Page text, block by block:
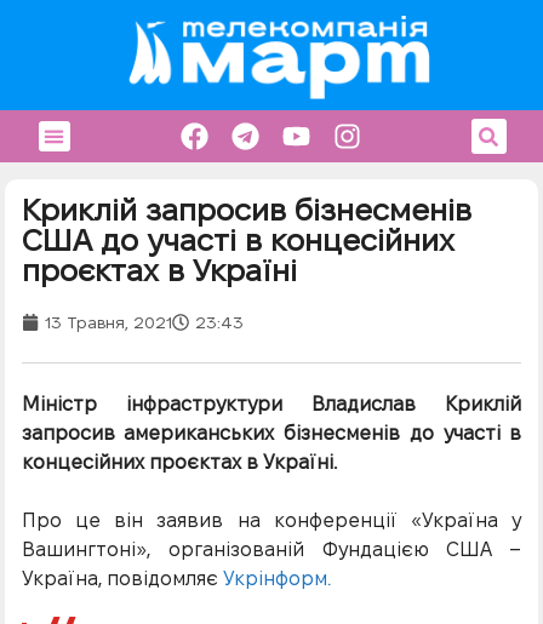
Криклій запросив бізнесменів
США до участі в концесійних
проєктах в Україні
13 Травня, 2021 23:43
Міністр інфраструктури Владислав Криклій
запросив американських бізнесменів до участі в
концесійних проєктах в Україні.
Про це він заявив на конференції «Україна у
Вашингтоні», організованій Фундацією США –
Україна, повідомляє Укрінформ.